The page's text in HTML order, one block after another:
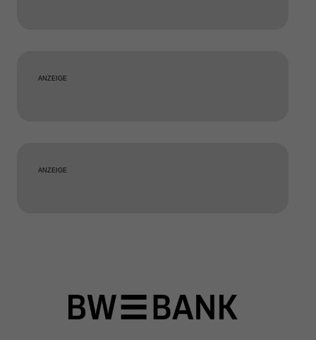
ANZEIGE
ANZEIGE